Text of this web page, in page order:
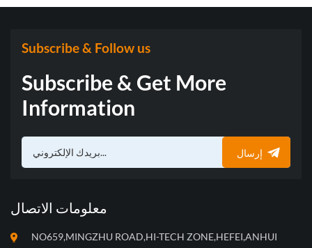
Subscribe & Follow us
Subscribe & Get More
Information
إرسال
معلومات الاتصال
NO659,MINGZHU ROAD,HI-TECH ZONE,HEFEI,ANHUI